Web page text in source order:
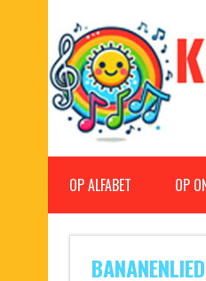
OP ALFABET OP
BANANENLIED